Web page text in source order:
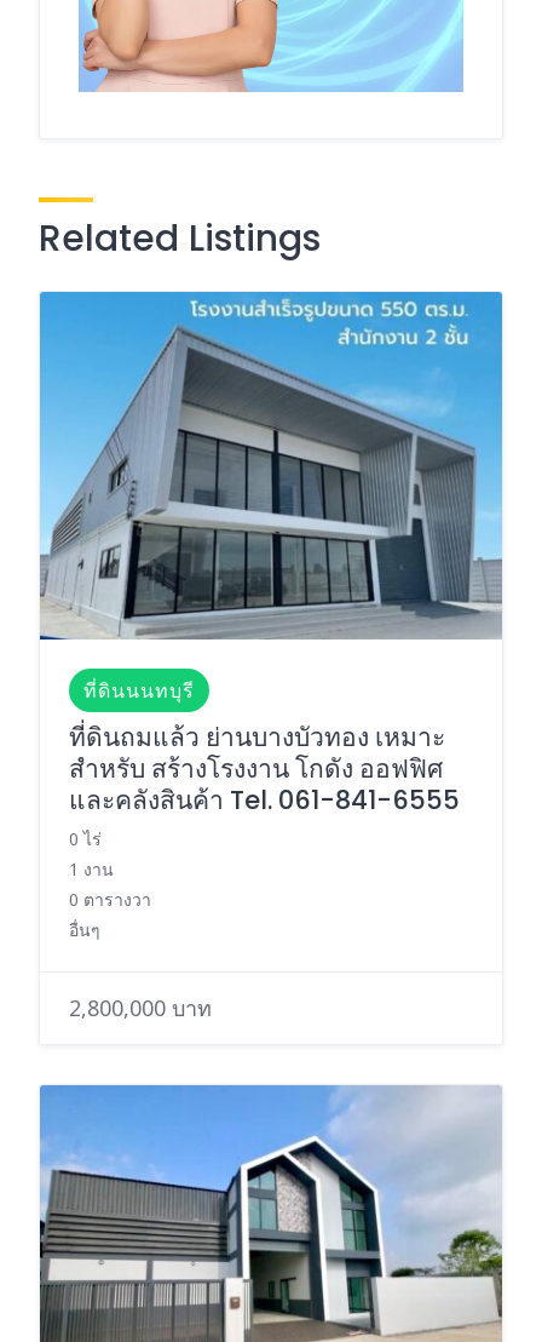
Related Listings
ที่ดินนนทบุรี
ที่ดินถมแล้ว ย่านบางบัวทอง เหมาะ
สำหรับ สร้างโรงงาน โกดัง ออฟฟิศ
และคลังสินค้า Tel. 061-841-6555
0 ไร่
1 งาน
0 ตารางวา
อื่นๆ
2,800,000 บาท